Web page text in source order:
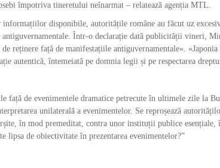
împotriva tineretului neînarmat – relatează agenția MTL.
disponibile, autoritățile române au făcut uz
Într-o declarație dată publicității vineri,
reținere față de manifestațiile antiguvernamentale».
autentică, întemeiată pe domnia legii și pe respectarea
de evenimentele dramatice petrecute în ultimele zile la
unilaterală a evenimentelor. Se reproșează
în mod premeditat, contra unor instituții publice
lipsa de obiectivitate în prezentarea evenimentelor?”